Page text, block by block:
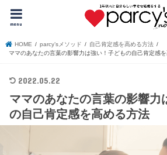
menu
HOME parcy’sメソッド
自己肯定感を高める方法
ママのあなたの言葉の影響力は強い！子どもの自己肯定感
2022.05.22
ママのあなたの言葉の影響力
の自己肯定感を高める方法